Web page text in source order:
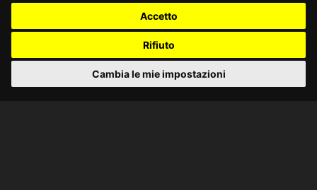
Accetto
Rifiuto
Cambia le mie impostazioni